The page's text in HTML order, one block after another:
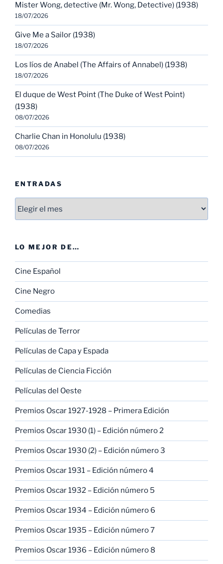
Mister Wong, detective (Mr. Wong, Detective) (1938)
18/07/2026
Give Me a Sailor (1938)
18/07/2026
Los líos de Anabel (The Affairs of Annabel) (1938)
18/07/2026
El duque de West Point (The Duke of West Point)
(1938)
08/07/2026
Charlie Chan in Honolulu (1938)
08/07/2026
ENTRADAS
LO MEJOR DE…
Cine Español
Cine Negro
Comedias
Películas de Terror
Películas de Capa y Espada
Películas de Ciencia Ficción
Películas del Oeste
Premios Oscar 1927-1928 – Primera Edición
Premios Oscar 1930 (1) – Edición número 2
Premios Oscar 1930 (2) – Edición número 3
Premios Oscar 1931 – Edición número 4
Premios Oscar 1932 – Edición número 5
Premios Oscar 1934 – Edición número 6
Premios Oscar 1935 – Edición número 7
Premios Oscar 1936 – Edición número 8